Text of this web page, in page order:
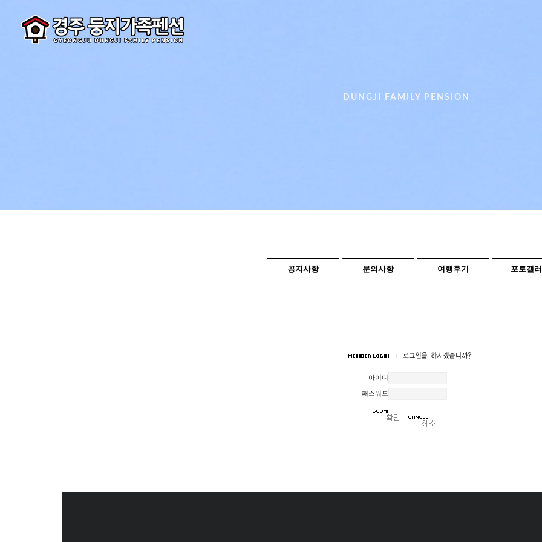
DUNGJI FAMILY PENSION
공지사항 문의사항 여행후기 포토갤
아이디
패스워드